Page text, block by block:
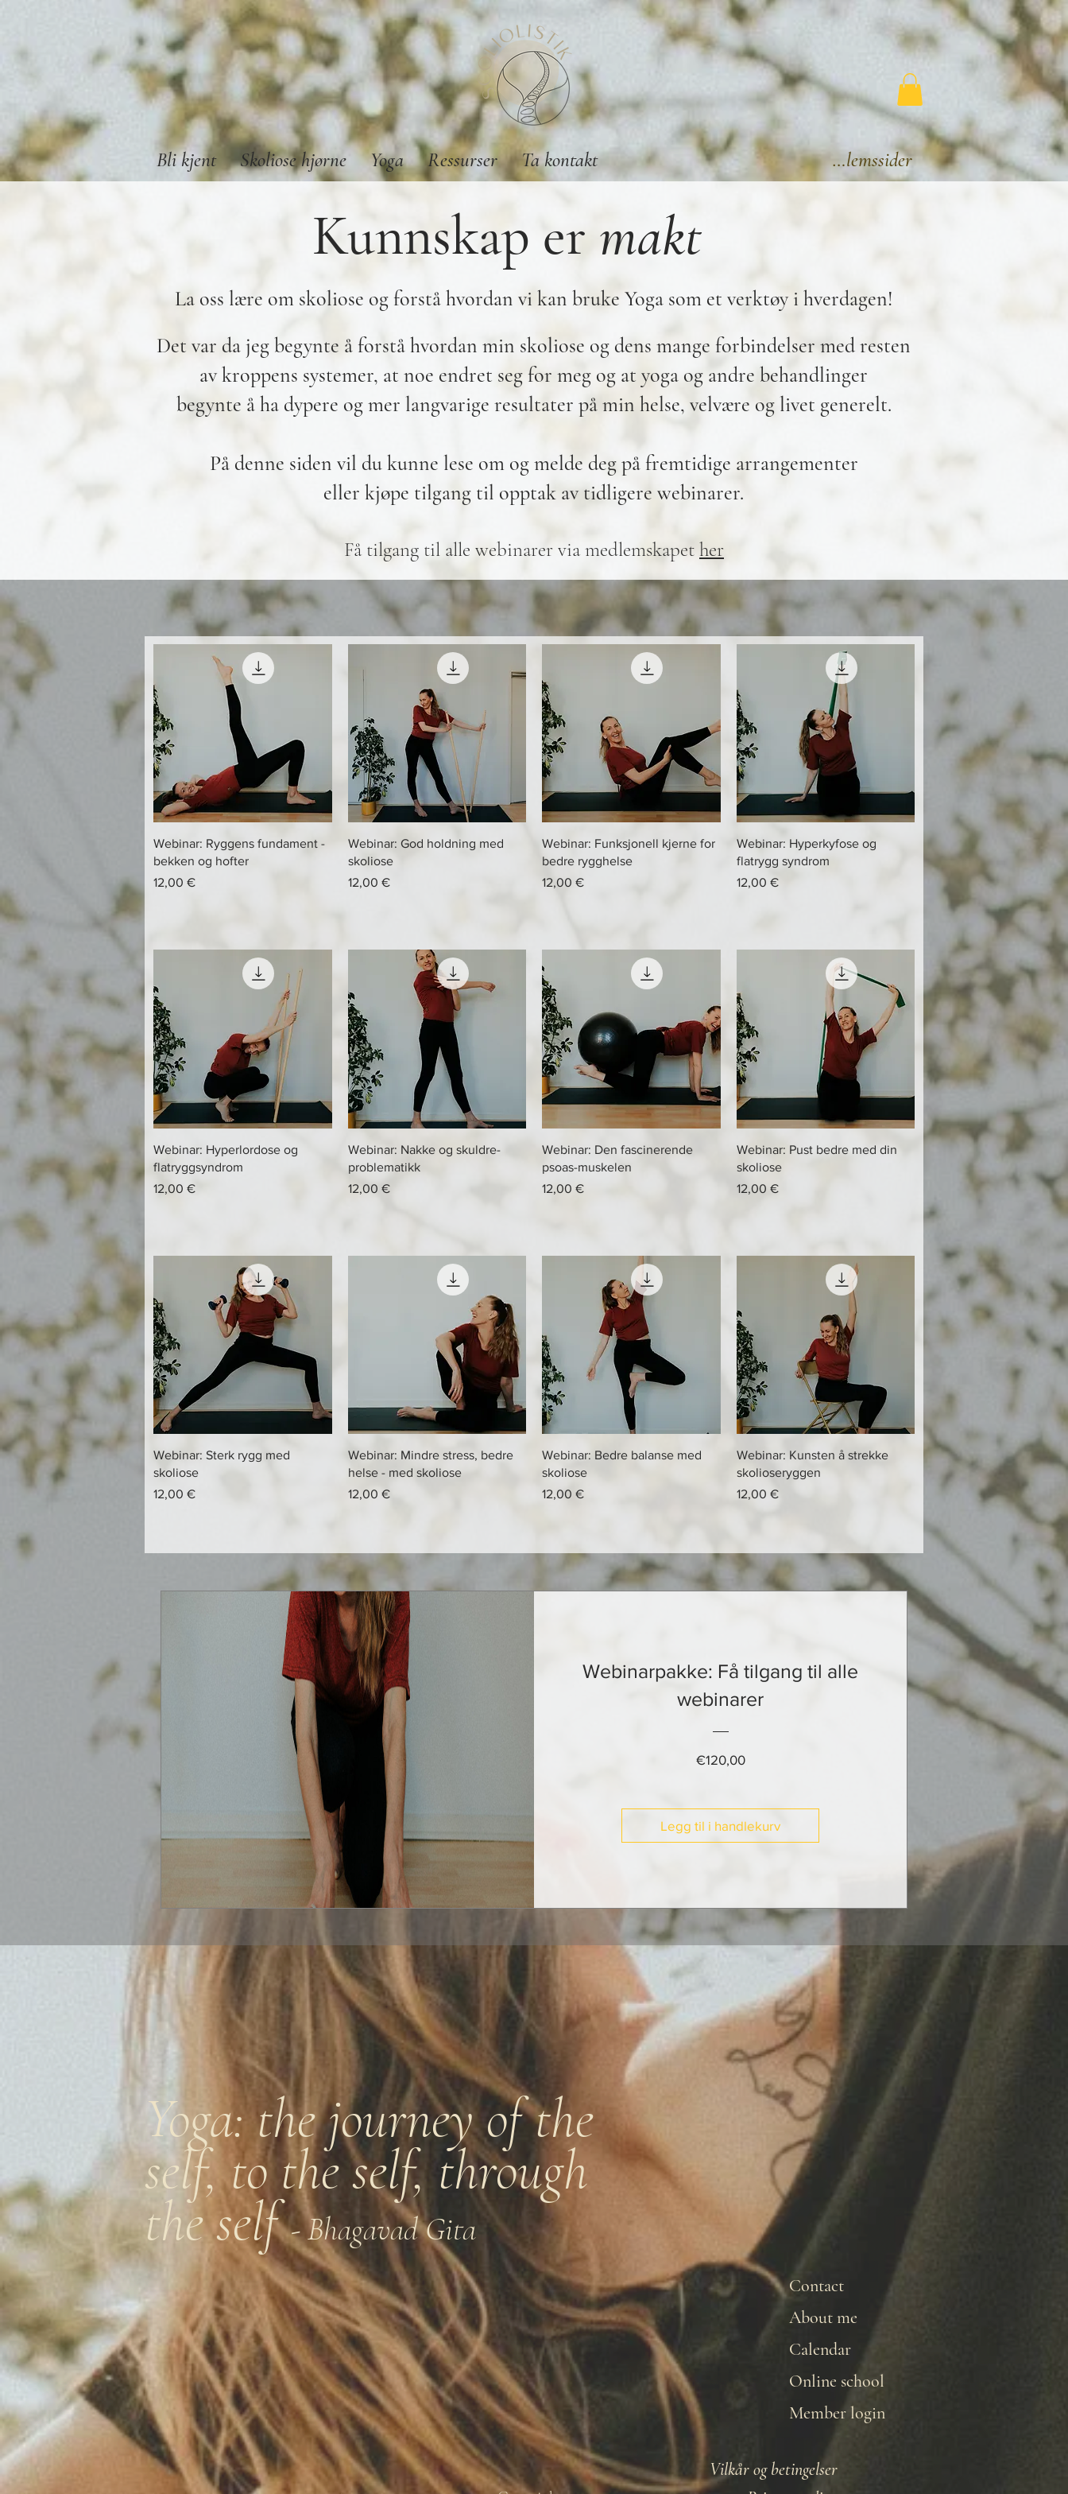
Bli kjent Skoliose hjørne Yoga Ressurser Ta kontakt Medlemssider
Kunnskap er makt
La oss lære om skoliose og forstå hvordan vi kan bruke Yoga som et verktøy i hverdagen!
Det var da jeg begynte å forstå hvordan min skoliose og dens mange forbindelser med resten
av kroppens systemer, at noe endret seg for meg og at yoga og andre behandlinger
begynte å ha dypere og mer langvarige resultater på min helse, velvære og livet generelt.
På denne siden vil du kunne lese om og melde deg på fremtidige arrangementer
eller kjøpe tilgang til opptak av tidligere webinarer.
Få tilgang til alle webinarer via medlemskapet her
Hurtigvisning
Webinar: Ryggens fundament -
bekken og hofter
Pris
12,00 €
Hurtigvisning
Webinar: God holdning med
skoliose
Pris
12,00 €
Hurtigvisning
Webinar: Funksjonell kjerne for
bedre rygghelse
Pris
12,00 €
Hurtigvisning
Webinar: Hyperkyfose og
flatrygg syndrom
Pris
12,00 €
Hurtigvisning
Webinar: Hyperlordose og
flatryggsyndrom
Pris
12,00 €
Hurtigvisning
Webinar: Nakke og skuldre-
problematikk
Pris
12,00 €
Hurtigvisning
Webinar: Den fascinerende
psoas-muskelen
Pris
12,00 €
Hurtigvisning
Webinar: Pust bedre med din
skoliose
Pris
12,00 €
Hurtigvisning
Webinar: Sterk rygg med
skoliose
Pris
12,00 €
Hurtigvisning
Webinar: Mindre stress, bedre
helse - med skoliose
Pris
12,00 €
Hurtigvisning
Webinar: Bedre balanse med
skoliose
Pris
12,00 €
Hurtigvisning
Webinar: Kunsten å strekke
skolioseryggen
Pris
12,00 €
Webinarpakke: Få tilgang til alle
webinarer
€120,00Pris
Legg til i handlekurv
Yoga: the journey of the
self, to the self, through
the self- Bhagavad Gita
Contact
About me
Calendar
Online school
Member login
Vilkår og betingelser